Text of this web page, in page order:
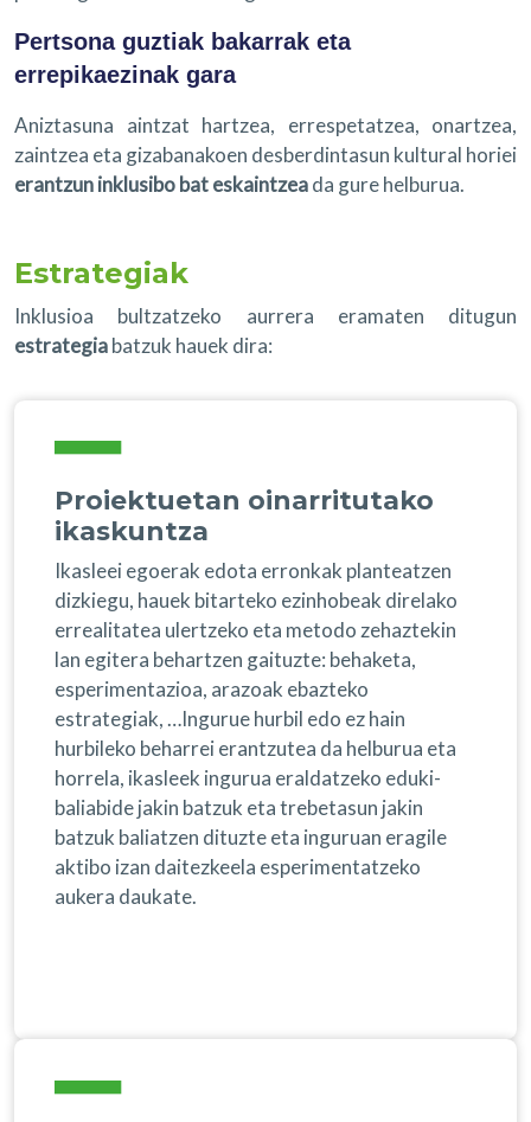
Pertsona guztiak bakarrak eta
errepikaezinak gara
Aniztasuna aintzat hartzea, errespetatzea, onartzea,
zaintzea eta gizabanakoen desberdintasun kultural horiei
erantzun inklusibo bat eskaintzeada gure helburua.
Estrategiak
Inklusioa bultzatzeko aurrera eramaten ditugun
estrategiabatzuk hauek dira:
Proiektuetan oinarritutako
ikaskuntza
Ikasleei egoerak edota erronkak planteatzen
dizkiegu, hauek bitarteko ezinhobeak direlako
errealitatea ulertzeko eta metodo zehaztekin
lan egitera behartzen gaituzte: behaketa,
esperimentazioa, arazoak ebazteko
estrategiak, …Ingurue hurbil edo ez hain
hurbileko beharrei erantzutea da helburua eta
horrela, ikasleek ingurua eraldatzeko eduki-
baliabide jakin batzuk eta trebetasun jakin
batzuk baliatzen dituzte eta inguruan eragile
aktibo izan daitezkeela esperimentatzeko
aukera daukate.